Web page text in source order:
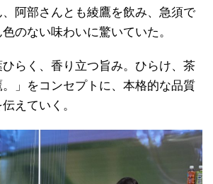
阿部さんとも綾鷹を飲み、急須で
のない味わいに驚いていた。
らく、香り立つ旨み。ひらけ、茶
」をコンセプトに、本格的な品質
えていく。